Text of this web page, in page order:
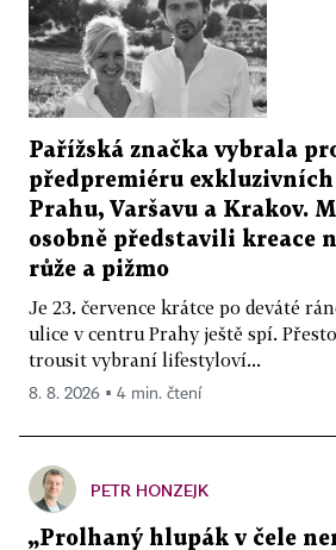
Pařížská značka vybrala
předpremiéru
Prahu, Varšavu a Krakov.
osobně představili kreace
růže a pižmo
Je 23. července krátce po deváté
ulice v centru Prahy ještě spí.
trousit vybraní lifestyloví...
8. 8. 2026 ▪ 4 min. čtení
PETR HONZEJK
„Prolhaný hlupák v čele